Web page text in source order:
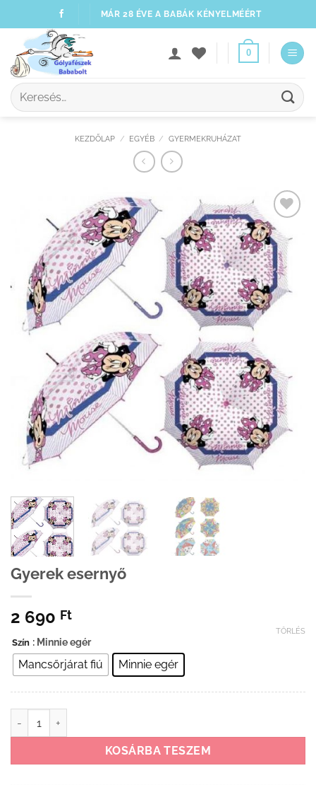
to
content
MÁR 28 ÉVE A BABÁK KÉNYELMÉÉRT
0
Keresés
a
KEZDŐLAP / EGYÉB / GYERMEKRUHÁZAT
Kedvenceimhez
adom
Gyerek esernyő
2 690 Ft
Szín : Minnie egér
Mancsőrjárat fiú Minnie egér
TÖRLÉS
KOSÁRBA TESZEM